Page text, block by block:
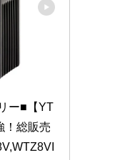
ー■【YT
！総販売